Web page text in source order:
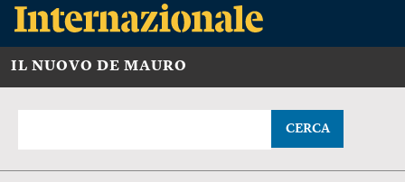
IL NUOVO DE MAURO
CERCA